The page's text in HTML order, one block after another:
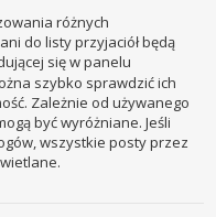
różnych
do listy przyjaciół będą
się w panelu
szybko sprawdzić ich
Zależnie od używanego
być wyróżniane. Jeśli
wszystkie posty przez